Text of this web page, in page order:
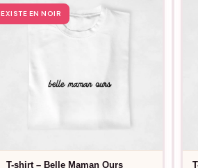
EXISTE EN NOIR
T-shirt – Belle Maman Ours